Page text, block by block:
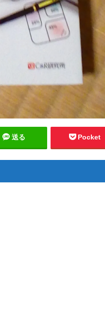
送る Pocket